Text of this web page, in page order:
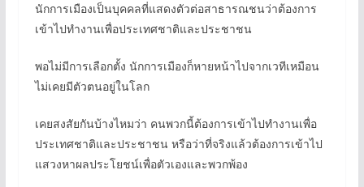
นักการเมืองเป็นบุคคลที่แสดงตัวต่อสาธารณชนว่าต้องการ
เข้าไปทำงานเพื่อประเทศชาติและประชาชน
พอไม่มีการเลือกตั้ง นักการเมืองก็หายหน้าไปจากเวทีเหมือน
ไม่เคยมีตัวตนอยู่ในโลก
เคยสงสัยกันบ้างไหมว่า คนพวกนี้ต้องการเข้าไปทำงานเพื่อ
ประเทศชาติและประชาชน หรือว่าที่จริงแล้วต้องการเข้าไป
แสวงหาผลประโยชน์เพื่อตัวเองและพวกพ้อง